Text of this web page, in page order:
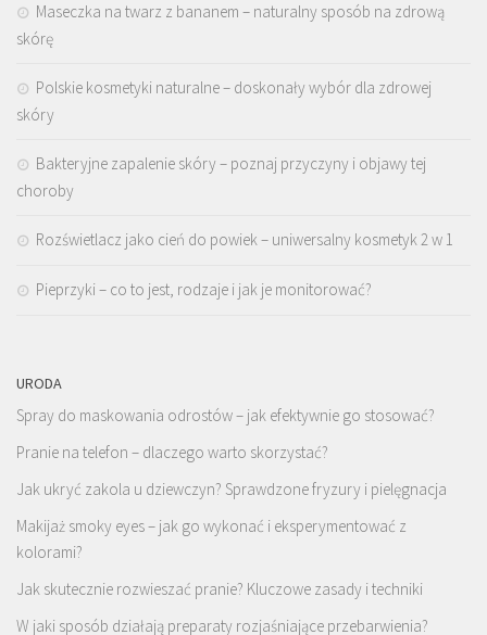
Maseczka na twarz z bananem – naturalny sposób na zdrową
skórę
Polskie kosmetyki naturalne – doskonały wybór dla zdrowej
skóry
Bakteryjne zapalenie skóry – poznaj przyczyny i objawy tej
choroby
Rozświetlacz jako cień do powiek – uniwersalny kosmetyk 2 w 1
Pieprzyki – co to jest, rodzaje i jak je monitorować?
URODA
Spray do maskowania odrostów – jak efektywnie go stosować?
Pranie na telefon – dlaczego warto skorzystać?
Jak ukryć zakola u dziewczyn? Sprawdzone fryzury i pielęgnacja
Makijaż smoky eyes – jak go wykonać i eksperymentować z
kolorami?
Jak skutecznie rozwieszać pranie? Kluczowe zasady i techniki
W jaki sposób działają preparaty rozjaśniające przebarwienia?